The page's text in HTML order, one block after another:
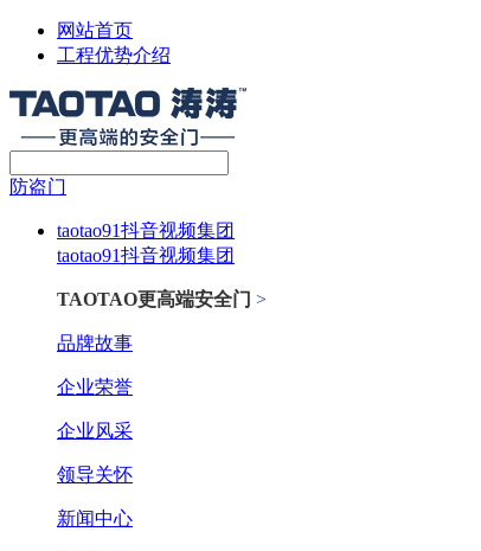
网站首页
工程优势介绍
防盗门
taotao91抖音视频集团
taotao91抖音视频集团
TAOTAO更高端安全门 >
品牌故事
企业荣誉
企业风采
领导关怀
新闻中心